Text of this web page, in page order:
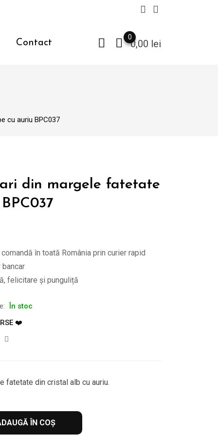
Contact 0,00 lei
0
cu auriu BPC037
din margele fatetate
în toată România prin curier rapid
felicitare și punguliță
În stoc
❤️
fatetate din cristal alb cu auriu.
ÎN COȘ